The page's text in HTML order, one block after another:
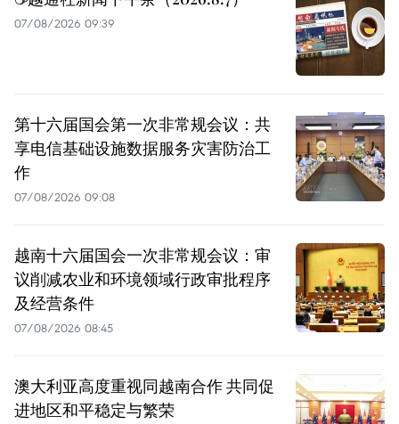
07/08/2026 09:39
第十六届国会第一次非常规会议：共
享电信基础设施数据服务灾害防治工
作
07/08/2026 09:08
越南十六届国会一次非常规会议：审
议削减农业和环境领域行政审批程序
及经营条件
07/08/2026 08:45
澳大利亚高度重视同越南合作 共同促
进地区和平稳定与繁荣